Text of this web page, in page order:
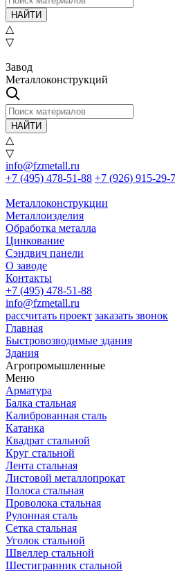
НАЙТИ
△
▽
Завод
Металлоконструкций
НАЙТИ
△
▽
info@fzmetall.ru
+7 (495) 478-51-88 +7 (926) 915-29-
Металлоконструкции
Металлоизделия
Обработка металла
Цинкование
Сэндвич панели
О заводе
Контакты
+7 (495) 478-51-88
info@fzmetall.ru
рассчитать проект заказать звонок
Главная
Быстровозводимые здания
Здания
Агропромышленные
Меню
Арматура
Балка стальная
Калиброванная сталь
Катанка
Квадрат стальной
Круг стальной
Лента стальная
Листовой металлопрокат
Полоса стальная
Проволока стальная
Рулонная сталь
Сетка стальная
Уголок стальной
Швеллер стальной
Шестигранник стальной